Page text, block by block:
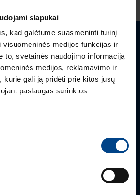
slapukai
kad galėtume suasmeninti turinį
visuomeninės medijos funkcijas ir
to, svetainės naudojimo informaciją
medijos, reklamavimo ir
kurie gali ją pridėti prie kitos jūsų
paslaugas surinktos
Susisiekite
aktualius klausimus.